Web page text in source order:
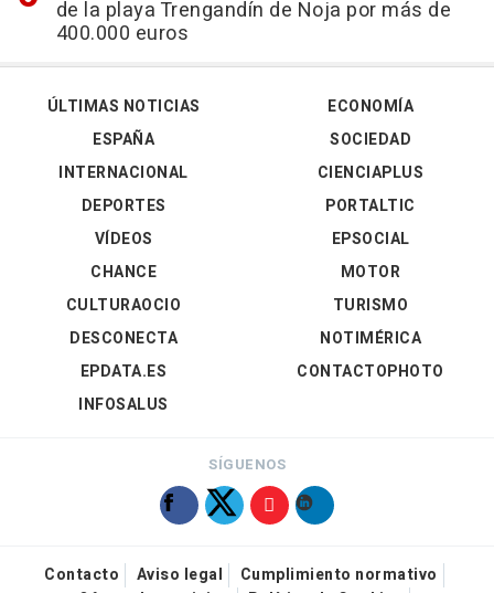
de la playa Trengandín de Noja por más de
400.000 euros
ÚLTIMAS NOTICIAS
ESPAÑA
INTERNACIONAL
DEPORTES
VÍDEOS
ECONOMÍA
SOCIEDAD
CIENCIAPLUS
PORTALTIC
EPSOCIAL
CHANCE
CULTURAOCIO
DESCONECTA
EPDATA.ES
INFOSALUS
MOTOR
TURISMO
NOTIMÉRICA
CONTACTOPHOTO
SÍGUENOS
Contacto Aviso legal
Cumplimiento normativo